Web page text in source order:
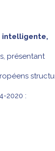
intelligente,
présentant
2020 :